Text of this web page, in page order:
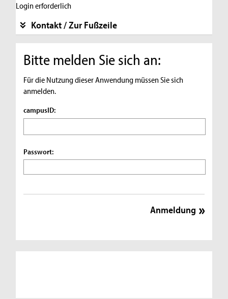
Login erforderlich
Kontakt / Zur Fußzeile
Bitte melden Sie sich an:
Für die Nutzung dieser Anwendung müssen Sie sich
anmelden.
campusID:
Passwort: